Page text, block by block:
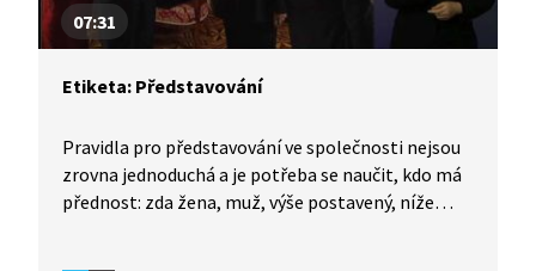
07:31
Etiketa: Představování
Pravidla pro představování ve společnosti nejsou
zrovna jednoduchá a je potřeba se naučit, kdo má
přednost: zda žena, muž, výše postavený, níže